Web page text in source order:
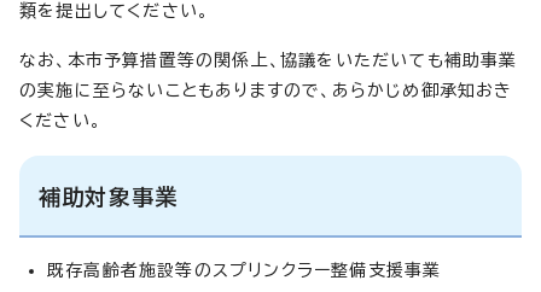
類を提出してください。
なお、本市予算措置等の関係上、協議をいただいても補助事業
の実施に至らないこともありますので、あらかじめ御承知おき
ください。
補助対象事業
既存高齢者施設等のスプリンクラー整備支援事業